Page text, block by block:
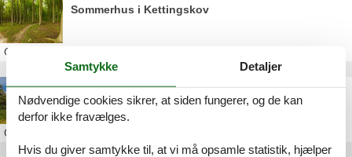
Sommerhus i Kettingskov
Om
Sommerhus i Himmark
Om
Samtykke Detaljer
Nødvendige cookies sikrer, at siden fungerer, og de kan
derfor ikke fravælges.
Hvis du giver samtykke til, at vi må opsamle statistik, hjælper